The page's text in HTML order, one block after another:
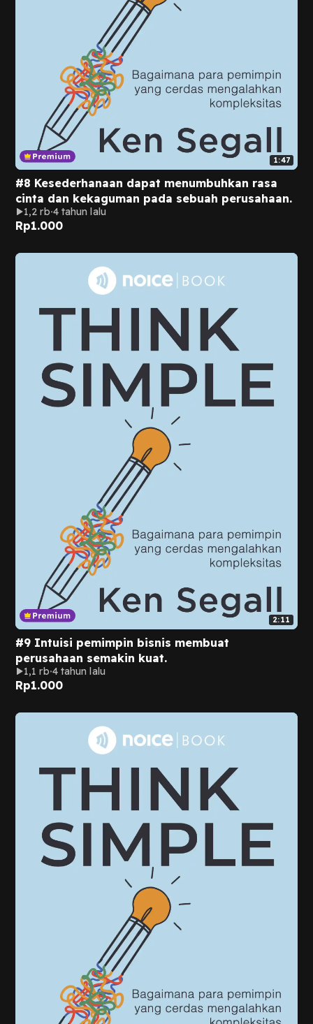
1:47
#8 Kesederhanaan dapat menumbuhkan rasa
cinta dan kekaguman pada sebuah perusahaan.
1,2 rb 4 tahun lalu
Rp1.000
2:11
#9 Intuisi pemimpin bisnis membuat
perusahaan semakin kuat.
1,1 rb 4 tahun lalu
Rp1.000